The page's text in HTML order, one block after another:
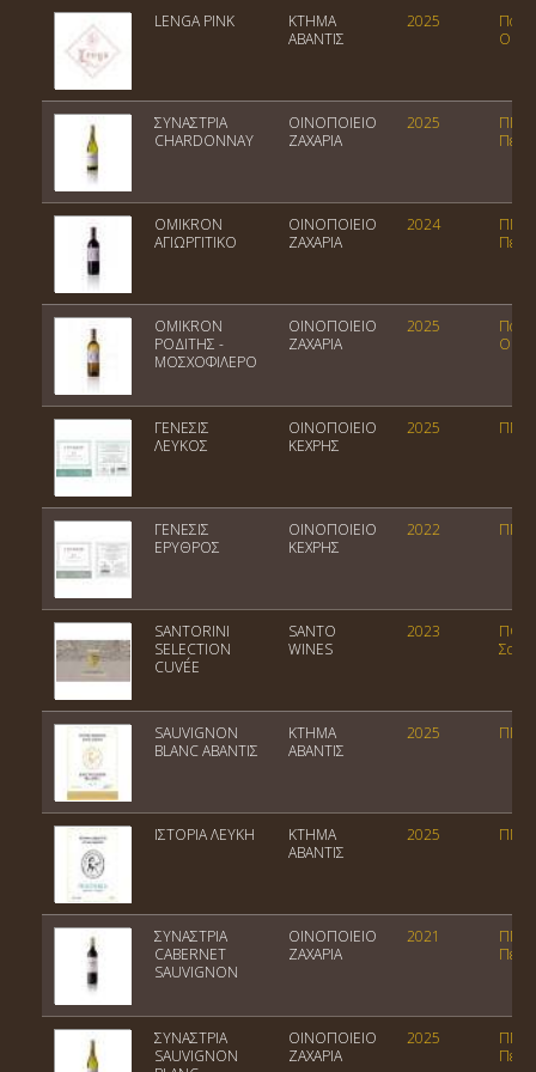
LENGA PINK
ΚΤΗΜΑ
ΑΒΑΝΤΙΣ
2025
Οίνος
ΣΥΝΑΣΤΡΙΑ
CHARDONNAY
ΟΙΝΟΠΟΙΕΙΟ
ΖΑΧΑΡΙΑ
2025
ΠΓΕ
OMIKRON
ΑΓΙΩΡΓΙΤΙΚΟ
ΟΙΝΟΠΟΙΕΙΟ
ΖΑΧΑΡΙΑ
2024
ΠΓΕ
OMIKRON
ΡΟΔΙΤΗΣ -
ΜΟΣΧΟΦΙΛΕΡΟ
ΟΙΝΟΠΟΙΕΙΟ
ΖΑΧΑΡΙΑ
2025
Οίνος
ΓΕΝΕΣΙΣ
ΛΕΥΚΟΣ
ΟΙΝΟΠΟΙΕΙΟ
ΚΕΧΡΗΣ
2025 ΠΓΕ
ΓΕΝΕΣΙΣ
ΕΡΥΘΡΟΣ
ΟΙΝΟΠΟΙΕΙΟ
ΚΕΧΡΗΣ
2022 ΠΓΕ
SANTORINI
SELECTION
CUVÉE
SANTO
WINES
2023
ΠΟΠ
SAUVIGNON
BLANC ΑΒΑΝΤΙΣ
ΚΤΗΜΑ
ΑΒΑΝΤΙΣ
2025 ΠΓΕ
ΙΣΤΟΡΙΑ ΛΕΥΚΗ
ΚΤΗΜΑ
ΑΒΑΝΤΙΣ
2025 ΠΓΕ
ΣΥΝΑΣΤΡΙΑ
CABERNET
SAUVIGNON
ΟΙΝΟΠΟΙΕΙΟ
ΖΑΧΑΡΙΑ
2021
ΠΓΕ
ΣΥΝΑΣΤΡΙΑ
SAUVIGNON
ΟΙΝΟΠΟΙΕΙΟ
ΖΑΧΑΡΙΑ
2025
ΠΓΕ